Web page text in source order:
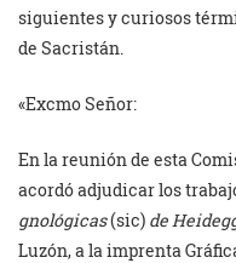
siguientes y curiosos
de Sacristán.
«Excmo Señor:
En la reunión de esta
acordó adjudicar los
gnológicas(sic) de
Luzón, a la imprenta